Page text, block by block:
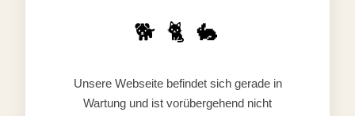
🐕 🐈 🐇
Unsere Webseite befindet sich gerade in
Wartung und ist vorübergehend nicht